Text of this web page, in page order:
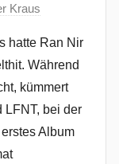
Kraus
hatte Ran Nir
Während
kümmert
LFNT, bei der
Album